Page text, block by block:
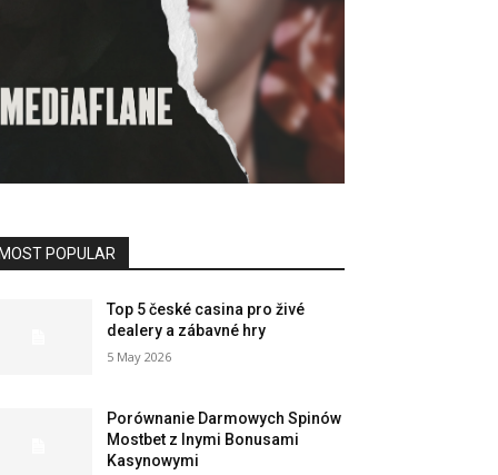
MOST POPULAR
Top 5 české casina pro živé
dealery a zábavné hry
5 May 2026
Porównanie Darmowych Spinów
Mostbet z Inymi Bonusami
Kasynowymi